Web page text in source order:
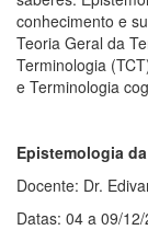
conhecimento e
Teoria Geral da
Terminologia
e Terminologia
Epistemologia
Docente: Dr.
Datas: 04 a 09/